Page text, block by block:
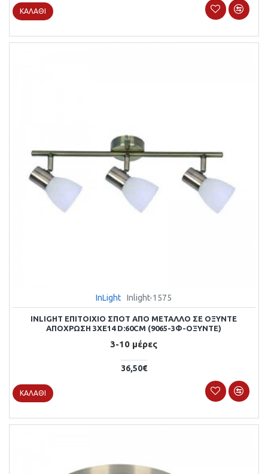
ΚΑΛΆΘΙ
InLight Inlight-1575
INLIGHT ΕΠΙΤΟΊΧΙΟ ΣΠΟΤ ΑΠΌ ΜΈΤΑΛΛΟ ΣΕ ΟΞΥΝΤΈ
ΑΠΌΧΡΩΣΗ 3XE14 D:60CM (9065-3Φ-ΟΞΥΝΤΈ)
3-10 μέρες
36,50€
ΚΑΛΆΘΙ